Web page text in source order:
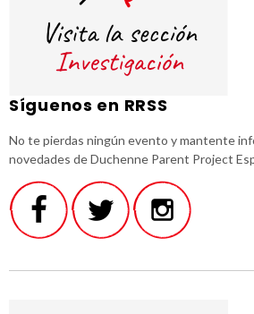
Síguenos en RRSS
No te pierdas ningún evento y mantente
novedades de Duchenne Parent Project